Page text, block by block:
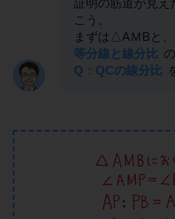
証明の筋道が見え
こう。
まずは△AＭBと
等分線と線分比
Q：QCの線分比